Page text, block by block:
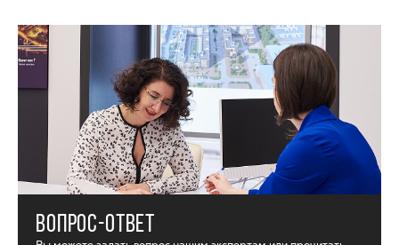
ВОПРОС-ОТВЕТ